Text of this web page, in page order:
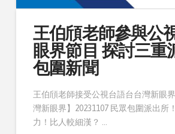
王伯頎老師參與公
眼界節目 探討三重
包圍新聞
王伯頎老師接受公視台語台台灣新眼
灣新眼界】20231107 民眾包圍派出所
力！比人較細漢？ …